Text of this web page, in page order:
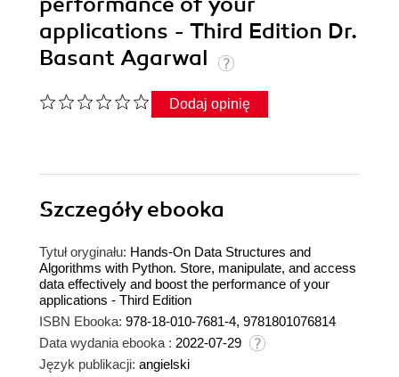
applications - Third Edition Dr.
Basant Agarwal
Dodaj opinię
Szczegółyebooka
Tytuł oryginału: Hands-On Data Structures and
Algorithms with Python. Store, manipulate, and access
data effectively and boost the performance of your
applications - Third Edition
ISBN Ebooka: 978-18-010-7681-4, 9781801076814
Data wydania ebooka : 2022-07-29
Język publikacji: angielski